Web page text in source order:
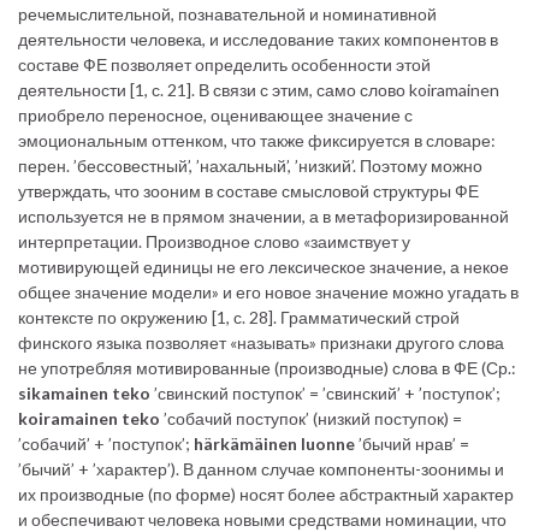
речемыслительной, познавательной и номинативной
деятельности человека, и исследование таких компонентов в
составе ФЕ позволяет определить особенности этой
деятельности [1, с. 21]. В связи с этим, само слово koiramainen
приобрело переносное, оценивающее значение с
эмоциональным оттенком, что также фиксируется в словаре:
перен. ’бессовестный’, ’нахальный’, ’низкий’. Поэтому можно
утверждать, что зооним в составе смысловой структуры ФЕ
используется не в прямом значении, а в метафоризированной
интерпретации. Производное слово «заимствует у
мотивирующей единицы не его лексическое значение, а некое
общее значение модели» и его новое значение можно угадать в
контексте по окружению [1, с. 28]. Грамматический строй
финского языка позволяет «называть» признаки другого слова
не употребляя мотивированные (производные) слова в ФЕ (Ср.:
sikamainen teko ’свинский поступок’ = ’свинский’ + ’поступок’;
koiramainen teko ’собачий поступок’ (низкий поступок) =
’собачий’ + ’поступок’; härkämäinen luonne’бычий нрав’ =
’бычий’ + ’характер’). В данном случае компоненты-зоонимы и
их производные (по форме) носят более абстрактный характер
и обеспечивают человека новыми средствами номинации, что